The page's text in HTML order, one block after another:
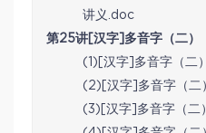
讲义.doc
第25讲[汉字]多音字（二）
(1)[汉字]多音字（二
(2)[汉字]多音字（二
(3)[汉字]多音字（二